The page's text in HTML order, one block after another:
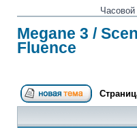
Megane 3 /
Fluence